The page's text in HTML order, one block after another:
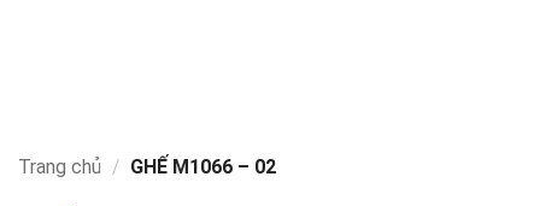
Trang chủ / GHẾ M1066 – 02